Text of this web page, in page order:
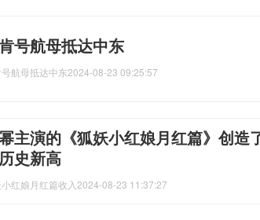
号航母抵达中东
航母抵达中东2024-08-23 09:25:57
主演的《狐妖小红娘月红篇》创造
史新高
红娘月红篇收入 2024-08-23 11:37:27